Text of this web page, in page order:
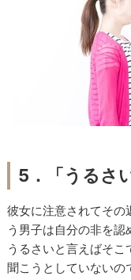
5．「うるさ
彼女に注意されてその
う男子は自分の非を認
うるさいと言えばそ
聞こうとしていないの